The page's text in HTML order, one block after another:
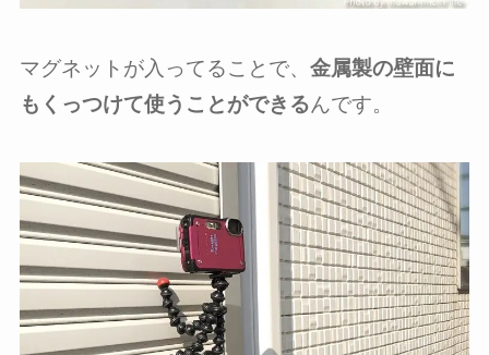
マグネットが入ってることで、 金属製の壁面に
もくっつけて使うことができるんです。